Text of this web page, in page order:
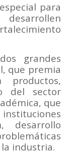
para
desarrollen
grandes
que premia
productos,
del sector
que
desarrollo
industria.